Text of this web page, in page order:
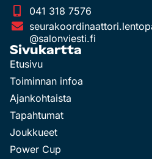
041 318 7576
@salonviesti.fi
Sivukartta
Etusivu
Toiminnan infoa
Ajankohtaista
Tapahtumat
Joukkueet
Power Cup